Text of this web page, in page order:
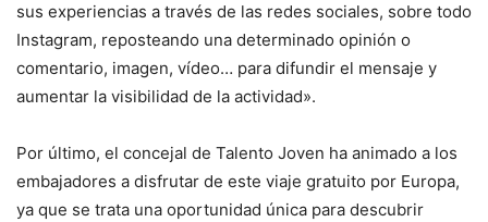
sus experiencias a través de las redes sociales, sobre todo
Instagram, reposteando una determinado opinión o
comentario, imagen, vídeo… para difundir el mensaje y
aumentar la visibilidad de la actividad».
Por último, el concejal de Talento Joven ha animado a los
embajadores a disfrutar de este viaje gratuito por Europa,
ya que se trata una oportunidad única para descubrir